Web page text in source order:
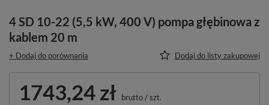
4 SD 10-22 (5,5 kW, 400 V) pompa głębinowa z
kablem 20 m
+ Dodaj do porównania Dodaj do listy zakupowej
1743,24 zł brutto/szt.